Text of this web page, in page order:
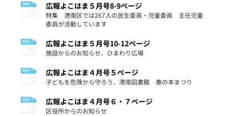
広報よこはま５月号8-9ページ
特集 港南区では267人の民生委員・児童委員 主任児童
委員が活動しています
広報よこはま５月号10-12ページ
施設からのお知らせ、ひまわり広場
広報よこはま４月号５ページ
子どもを危険から守ろう、港南図書館 春の本まつり
広報よこはま４月号６・７ページ
区役所からのお知らせ